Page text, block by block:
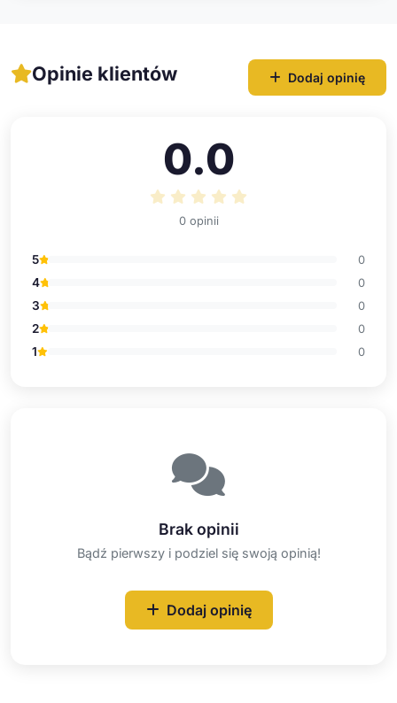
Opinie klientów Dodaj opinię
0.0
0 opinii
5 0
4 0
3 0
2 0
1 0
Brak opinii
Bądź pierwszy i podziel się swoją opinią!
Dodaj opinię